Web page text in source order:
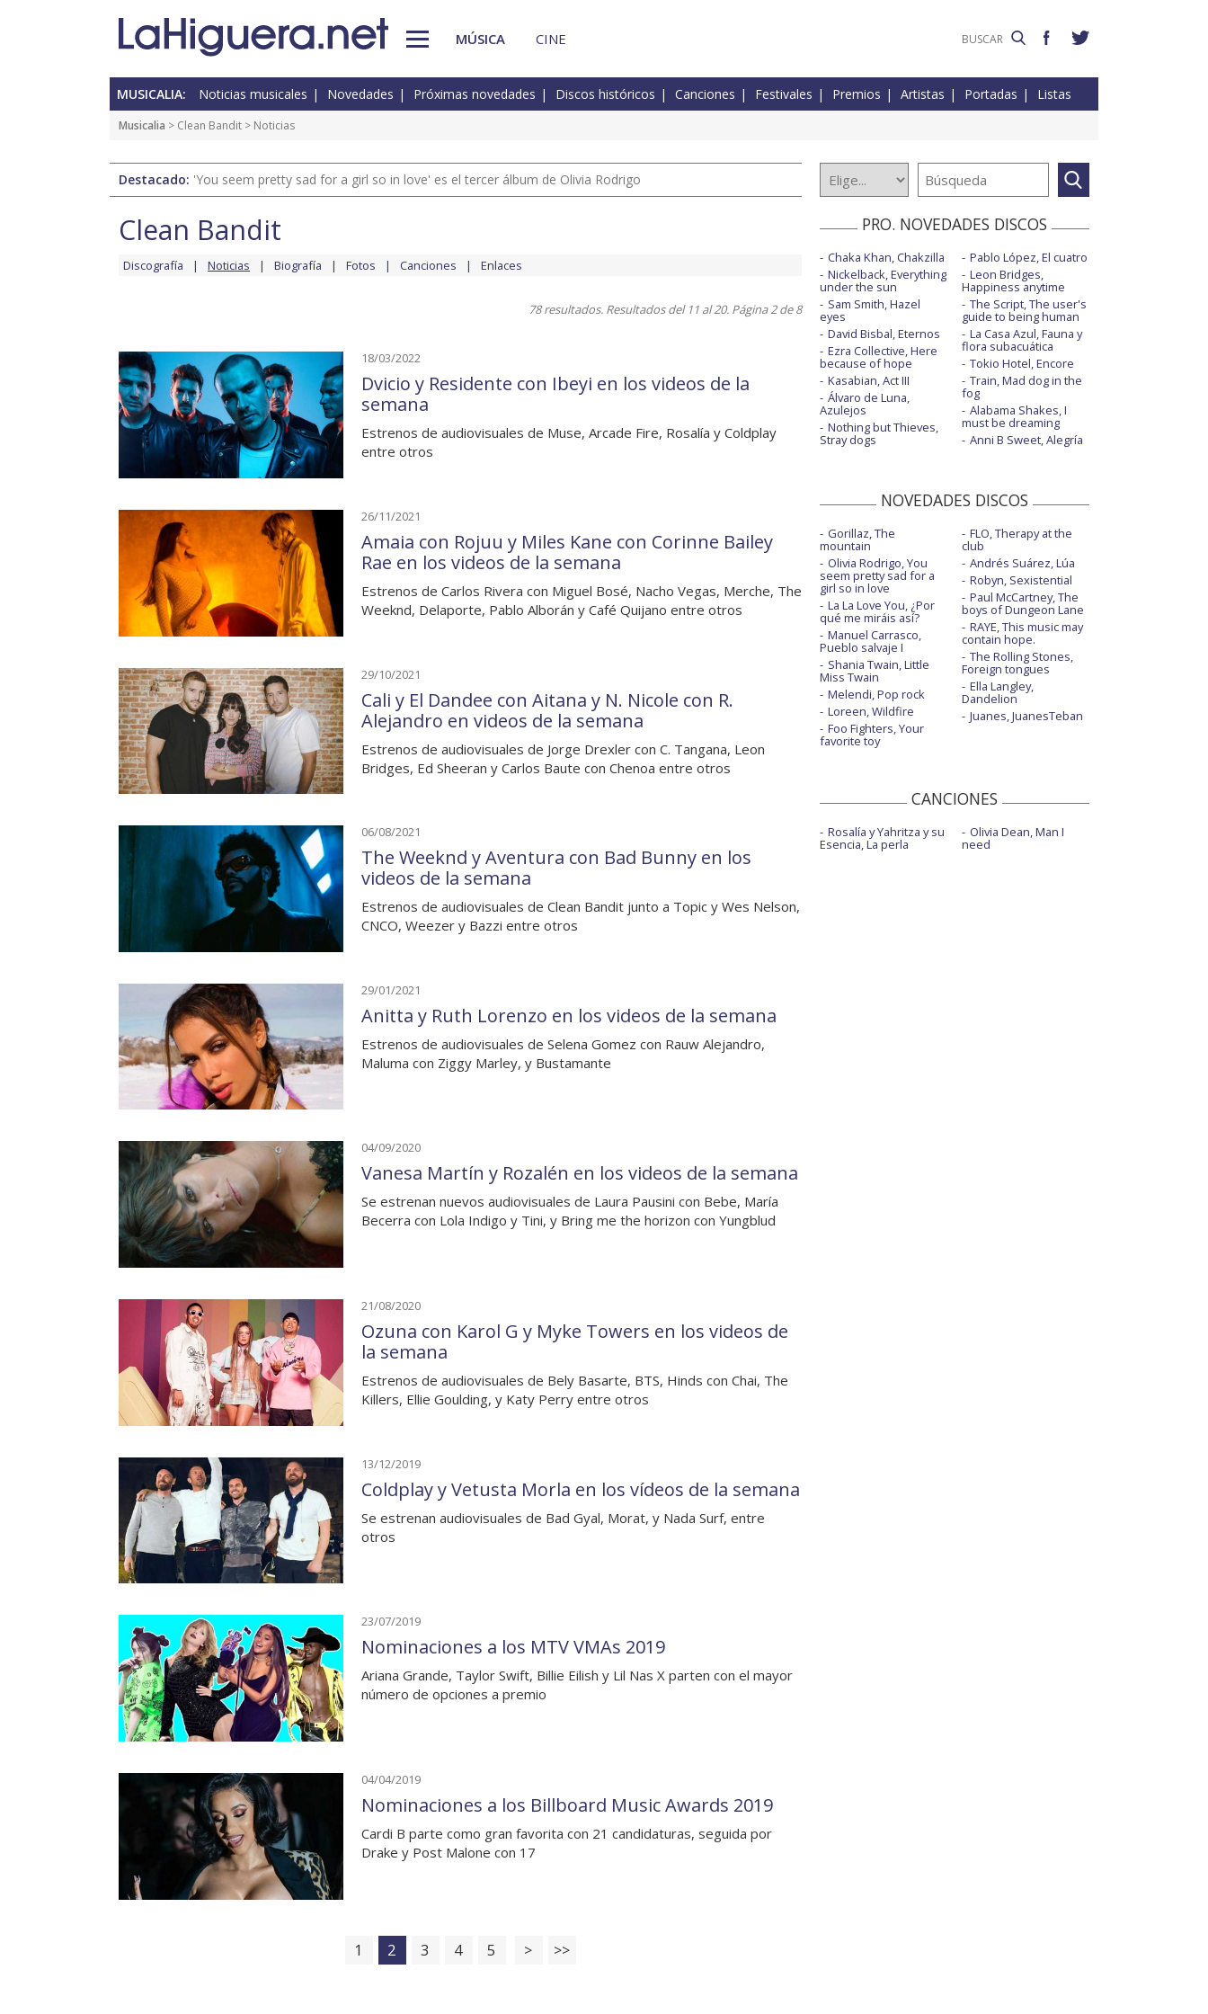
MÚSICA CINE
MUSICALIA: Noticias musicales Novedades Próximas novedades Discos históricos Canciones Festivales Premios Artistas Portadas Listas
Musicalia > Clean Bandit > Noticias
Destacado: 'You seem pretty sad for a girl so in love' es el tercer álbum de Olivia Rodrigo
Clean Bandit
Discografía Noticias Biografía Fotos Canciones Enlaces
78 resultados. Resultados del 11 al 20. Página 2 de 8
18/03/2022
Dvicio y Residente con Ibeyi en los videos de la
semana
Estrenos de audiovisuales de Muse, Arcade Fire, Rosalía y Coldplay
entre otros
26/11/2021
Amaia con Rojuu y Miles Kane con Corinne Bailey
Rae en los videos de la semana
Estrenos de Carlos Rivera con Miguel Bosé, Nacho Vegas, Merche, The
Weeknd, Delaporte, Pablo Alborán y Café Quijano entre otros
29/10/2021
Cali y El Dandee con Aitana y N. Nicole con R.
Alejandro en videos de la semana
Estrenos de audiovisuales de Jorge Drexler con C. Tangana, Leon
Bridges, Ed Sheeran y Carlos Baute con Chenoa entre otros
06/08/2021
The Weeknd y Aventura con Bad Bunny en los
videos de la semana
Estrenos de audiovisuales de Clean Bandit junto a Topic y Wes Nelson,
CNCO, Weezer y Bazzi entre otros
29/01/2021
Anitta y Ruth Lorenzo en los videos de la semana
Estrenos de audiovisuales de Selena Gomez con Rauw Alejandro,
Maluma con Ziggy Marley, y Bustamante
04/09/2020
Vanesa Martín y Rozalén en los videos de la semana
Se estrenan nuevos audiovisuales de Laura Pausini con Bebe, María
Becerra con Lola Indigo y Tini, y Bring me the horizon con Yungblud
21/08/2020
Ozuna con Karol G y Myke Towers en los videos de
la semana
Estrenos de audiovisuales de Bely Basarte, BTS, Hinds con Chai, The
Killers, Ellie Goulding, y Katy Perry entre otros
13/12/2019
Coldplay y Vetusta Morla en los vídeos de la semana
Se estrenan audiovisuales de Bad Gyal, Morat, y Nada Surf, entre
otros
23/07/2019
Nominaciones a los MTV VMAs 2019
Ariana Grande, Taylor Swift, Billie Eilish y Lil Nas X parten con el mayor
número de opciones a premio
04/04/2019
Nominaciones a los Billboard Music Awards 2019
Cardi B parte como gran favorita con 21 candidaturas, seguida por
Drake y Post Malone con 17
1 2 3 4 5 > >>
PRO. NOVEDADES DISCOS
Chaka Khan, Chakzilla
Nickelback, Everything
under the sun
Sam Smith, Hazel
eyes
David Bisbal, Eternos
Ezra Collective, Here
because of hope
Kasabian, Act III
Álvaro de Luna,
Azulejos
Nothing but Thieves,
Stray dogs
Pablo López, El cuatro
Leon Bridges,
Happiness anytime
The Script, The user's
guide to being human
La Casa Azul, Fauna y
flora subacuática
Tokio Hotel, Encore
Train, Mad dog in the
fog
Alabama Shakes, I
must be dreaming
Anni B Sweet, Alegría
NOVEDADES DISCOS
Gorillaz, The
mountain
Olivia Rodrigo, You
seem pretty sad for a
girl so in love
La La Love You, ¿Por
qué me miráis así?
Manuel Carrasco,
Pueblo salvaje I
Shania Twain, Little
Miss Twain
Melendi, Pop rock
Loreen, Wildfire
Foo Fighters, Your
favorite toy
FLO, Therapy at the
club
Andrés Suárez, Lúa
Robyn, Sexistential
Paul McCartney, The
boys of Dungeon Lane
RAYE, This music may
contain hope.
The Rolling Stones,
Foreign tongues
Ella Langley,
Dandelion
Juanes, JuanesTeban
CANCIONES
Rosalía y Yahritza y su
Esencia, La perla
Olivia Dean, Man I
need